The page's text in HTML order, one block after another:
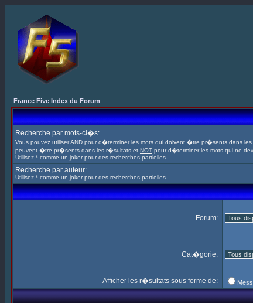
France Five Index du Forum
Recherche par mots-cl�s:
Vous pouvez utiliserAND pour d�terminer les mots qui doivent �tre pr�sents dans les
peuvent �tre pr�sents dans les r�sultats et NOT pour d�terminer les mots qui ne
Utilisez * comme un joker pour des recherches partielles
Recherche par auteur:
Utilisez * comme un joker pour des recherches partielles
Forum:
Cat�gorie:
Afficher les r�sultats sous forme de: